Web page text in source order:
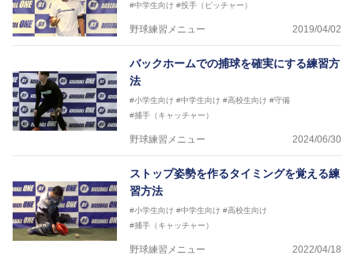
#中学生向け #投手（ピッチャー）
野球練習メニュー 2019/04/02
バックホームでの捕球を確実にする練習方
法
#小学生向け #中学生向け #高校生向け #守備
#捕手（キャッチャー）
野球練習メニュー 2024/06/30
ストップ姿勢を作るタイミングを覚える練
習方法
#小学生向け #中学生向け #高校生向け
#捕手（キャッチャー）
野球練習メニュー 2022/04/18